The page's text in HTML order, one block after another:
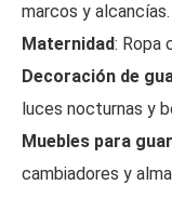
marcos y alcancías.
Maternidad: Ropa
Decoración de
luces nocturnas y
Muebles para
cambiadores y